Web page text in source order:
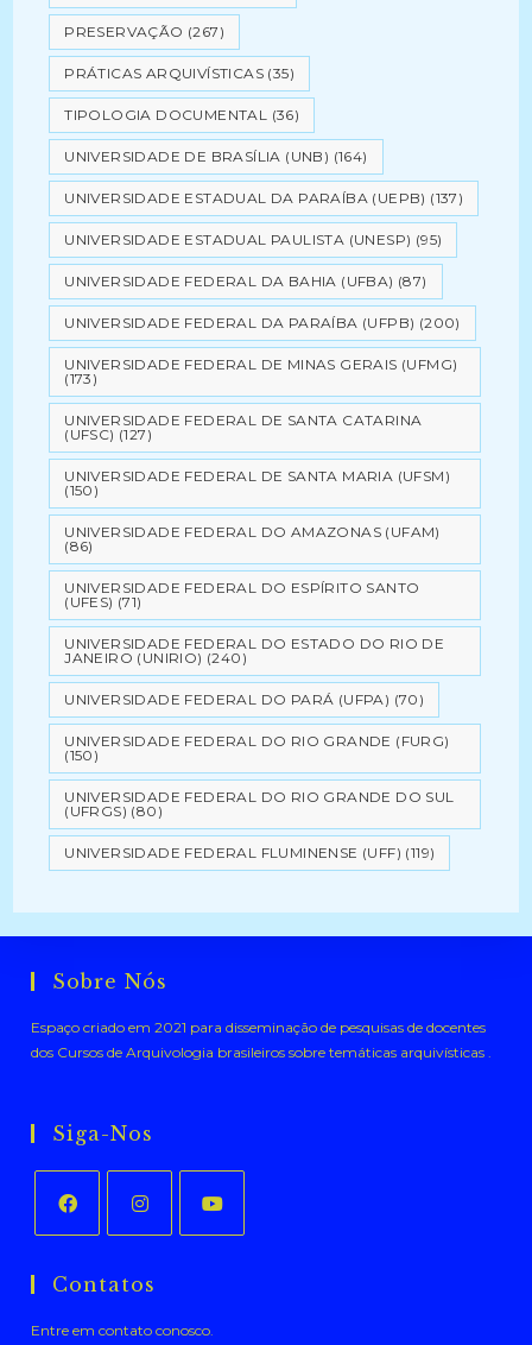
PRESERVAÇÃO (267)
PRÁTICAS ARQUIVÍSTICAS (35)
TIPOLOGIA DOCUMENTAL (36)
UNIVERSIDADE DE BRASÍLIA (UNB) (164)
UNIVERSIDADE ESTADUAL DA PARAÍBA (UEPB) (137)
UNIVERSIDADE ESTADUAL PAULISTA (UNESP) (95)
UNIVERSIDADE FEDERAL DA BAHIA (UFBA) (87)
UNIVERSIDADE FEDERAL DA PARAÍBA (UFPB) (200)
UNIVERSIDADE FEDERAL DE MINAS GERAIS (UFMG)
(173)
UNIVERSIDADE FEDERAL DE SANTA CATARINA
(UFSC) (127)
UNIVERSIDADE FEDERAL DE SANTA MARIA (UFSM)
(150)
UNIVERSIDADE FEDERAL DO AMAZONAS (UFAM)
(86)
UNIVERSIDADE FEDERAL DO ESPÍRITO SANTO
(UFES) (71)
UNIVERSIDADE FEDERAL DO ESTADO DO RIO DE
JANEIRO (UNIRIO) (240)
UNIVERSIDADE FEDERAL DO PARÁ (UFPA) (70)
UNIVERSIDADE FEDERAL DO RIO GRANDE (FURG)
(150)
UNIVERSIDADE FEDERAL DO RIO GRANDE DO SUL
(UFRGS) (80)
UNIVERSIDADE FEDERAL FLUMINENSE (UFF) (119)
Sobre Nós
Espaço criado em 2021 para disseminação de pesquisas de docentes
dos Cursos de Arquivologia brasileiros sobre temáticas arquivísticas .
Siga-Nos
em
nova
em
nova
nova
Contatos
Entre em contato conosco.